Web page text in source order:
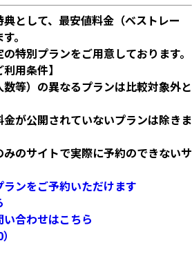
として、最安値料金（ベストレー
。
特別プランをご用意しております。
利用条件】
等）の異なるプランは比較対象外と
が公開されていないプランは除きま
のサイトで実際に予約のできないサ
ンをご予約いただけます
合わせはこちら